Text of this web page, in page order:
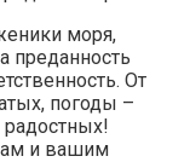
моря,
преданность
От
погоды –
радостных!
и вашим